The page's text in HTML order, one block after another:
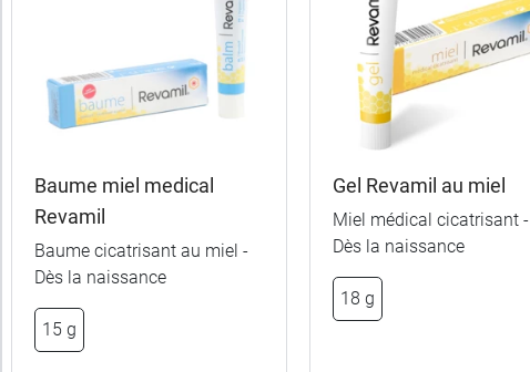
Catégories
Sous-
Baume miel medical
Revamil
Baume cicatrisant au miel -
Dès la naissance
15 g
Gel Revamil au miel
Miel médical cicatrisant -
Dès la naissance
18 g